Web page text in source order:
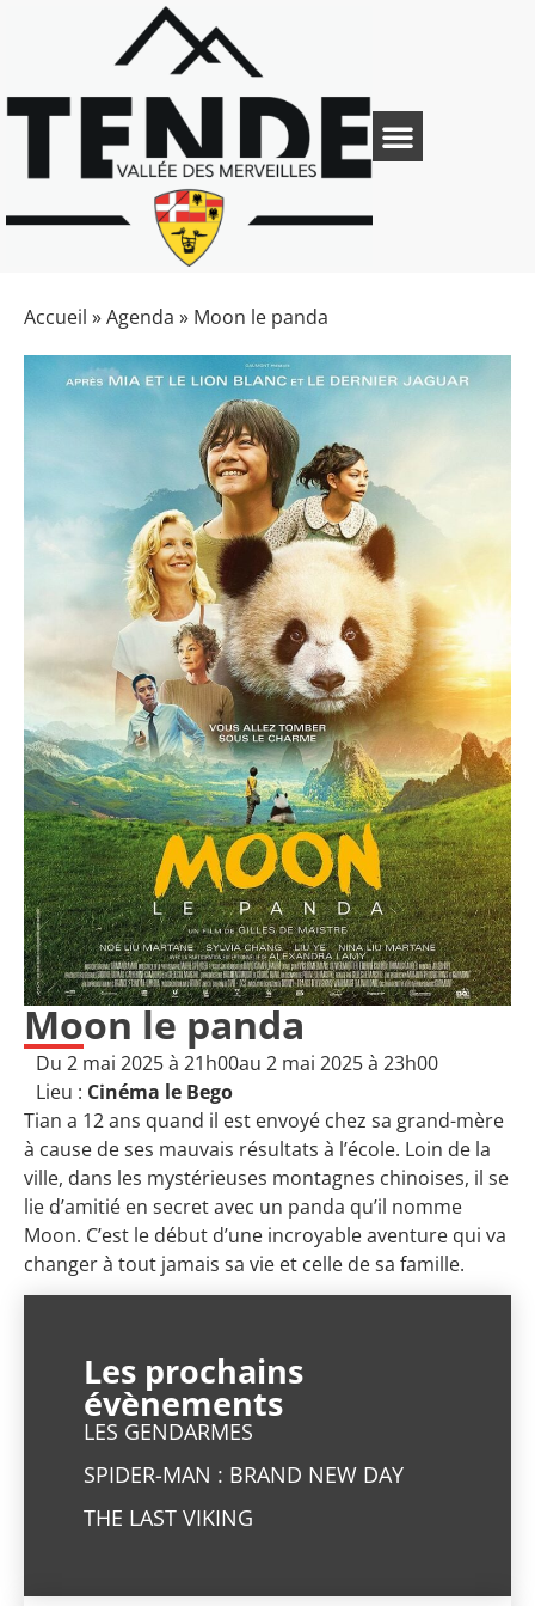
Accueil »Agenda » Moon le panda
Moon le panda
Du 2 mai 2025 à 21h00au 2 mai 2025 à 23h00
Lieu : Cinéma le Bego
Tian a 12 ans quand il est envoyé chez sa grand-mère
à cause de ses mauvais résultats à l’école. Loin de la
ville, dans les mystérieuses montagnes chinoises, il se
lie d’amitié en secret avec un panda qu’il nomme
Moon. C’est le début d’une incroyable aventure qui va
changer à tout jamais sa vie et celle de sa famille.
Les prochains
évènements
LES GENDARMES
SPIDER-MAN : BRAND NEW DAY
THE LAST VIKING